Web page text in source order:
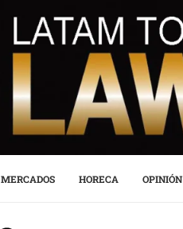
MERCADOS HORECA OPINIÓN